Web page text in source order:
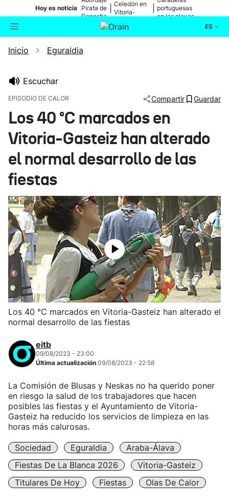
Hoy es noticia Pirata de
Donostia
Celedón en
Vitoria-
portuguesas
en las playas
ES
Buscador
Ikusmiran
Eguraldia
Inicio Eguraldia
Escuchar
EPISODIO DE CALOR Compartir Guardar
Los 40 °C marcados en
Vitoria-Gasteiz han alterado
el normal desarrollo de las
fiestas
Los 40 °C marcados en Vitoria-Gasteiz han alterado el
normal desarrollo de las fiestas
eitb
09/08/2023 - 23:00
Última actualización 09/08/2023 - 22:58
La Comisión de Blusas y Neskas no ha querido poner
en riesgo la salud de los trabajadores que hacen
posibles las fiestas y el Ayuntamiento de Vitoria-
Gasteiz ha reducido los servicios de limpieza en las
horas más calurosas.
Sociedad Eguraldia
Araba-Álava
Fiestas De La Blanca 2026
Vitoria-Gasteiz
Titulares De Hoy
Fiestas Olas De Calor